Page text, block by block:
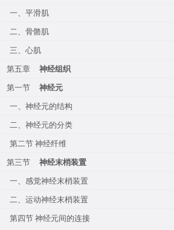
一、平滑肌
二、骨骼肌
三、心肌
第五章
神经组织
第一节
神经元
一、神经元的结构
二、神经元的分类
第二节 神经纤维
第三节
神经末梢装置
一、感觉神经末梢装置
二、运动神经末梢装置
第四节 神经元间的连接